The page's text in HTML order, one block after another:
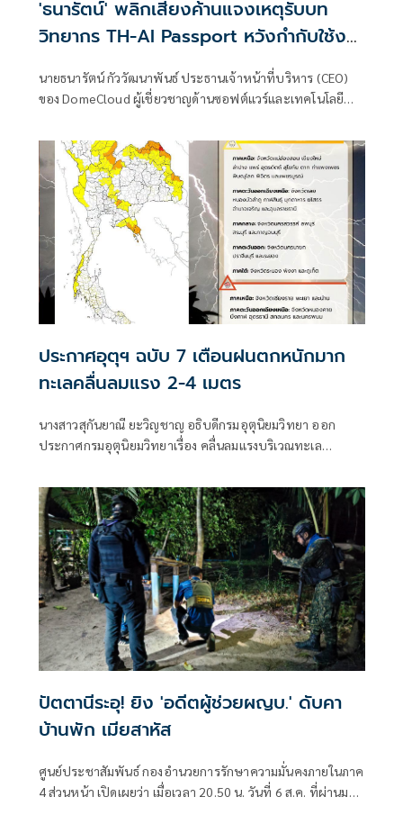
'ธนารัตน์' พลิกเสียงค้านแจงเหตุรับบท
วิทยากร TH-AI Passport หวังกำกับใช้งบ
เหมาะสม ชูจุดเด่นคนไทยได้ใช้ AI ระดับโปร
ลดเหลื่อมล้ำทางเทคโนโลยี เซฟงบไป
กว่า900ล้าน เชื่อหากใช้เต็มที่เอกชนขาดทุน
ย่อยยับ
นายธนารัตน์ กัววัฒนาพันธ์ ประธานเจ้าหน้าที่บริหาร (CEO)
ของ DomeCloud ผู้เชี่ยวชาญด้านซอฟต์แวร์และเทคโนโลยี
Passport ท่ามกลางกระแสวิพากษ์วิจารณ์ โดยระบุว่าการ
ทำงานเพื่อตรวจสอบเรื่องนี้มีการสอดประสานกันหลายฝ่าย
ประกาศอุตุฯ ฉบับ 7 เตือนฝนตกหนักมาก
ทะเลคลื่นลมแรง 2-4 เมตร
นางสาวสุกันยาณี ยะวิญชาญ อธิบดีกรมอุตุนิยมวิทยา ออก
ประกาศกรมอุตุนิยมวิทยาเรื่อง คลื่นลมแรงบริเวณทะเล
มากบริเวณประเทศไทย
ปัตตานีระอุ! ยิง 'อดีตผู้ช่วยผญบ.' ดับคา
บ้านพัก เมียสาหัส
ศูนย์ประชาสัมพันธ์ กองอำนวยการรักษาความมั่นคงภายในภาค
4 ส่วนหน้า เปิดเผยว่า เมื่อเวลา 20.50 น. วันที่ 6 ส.ค. ที่ผ่านมา